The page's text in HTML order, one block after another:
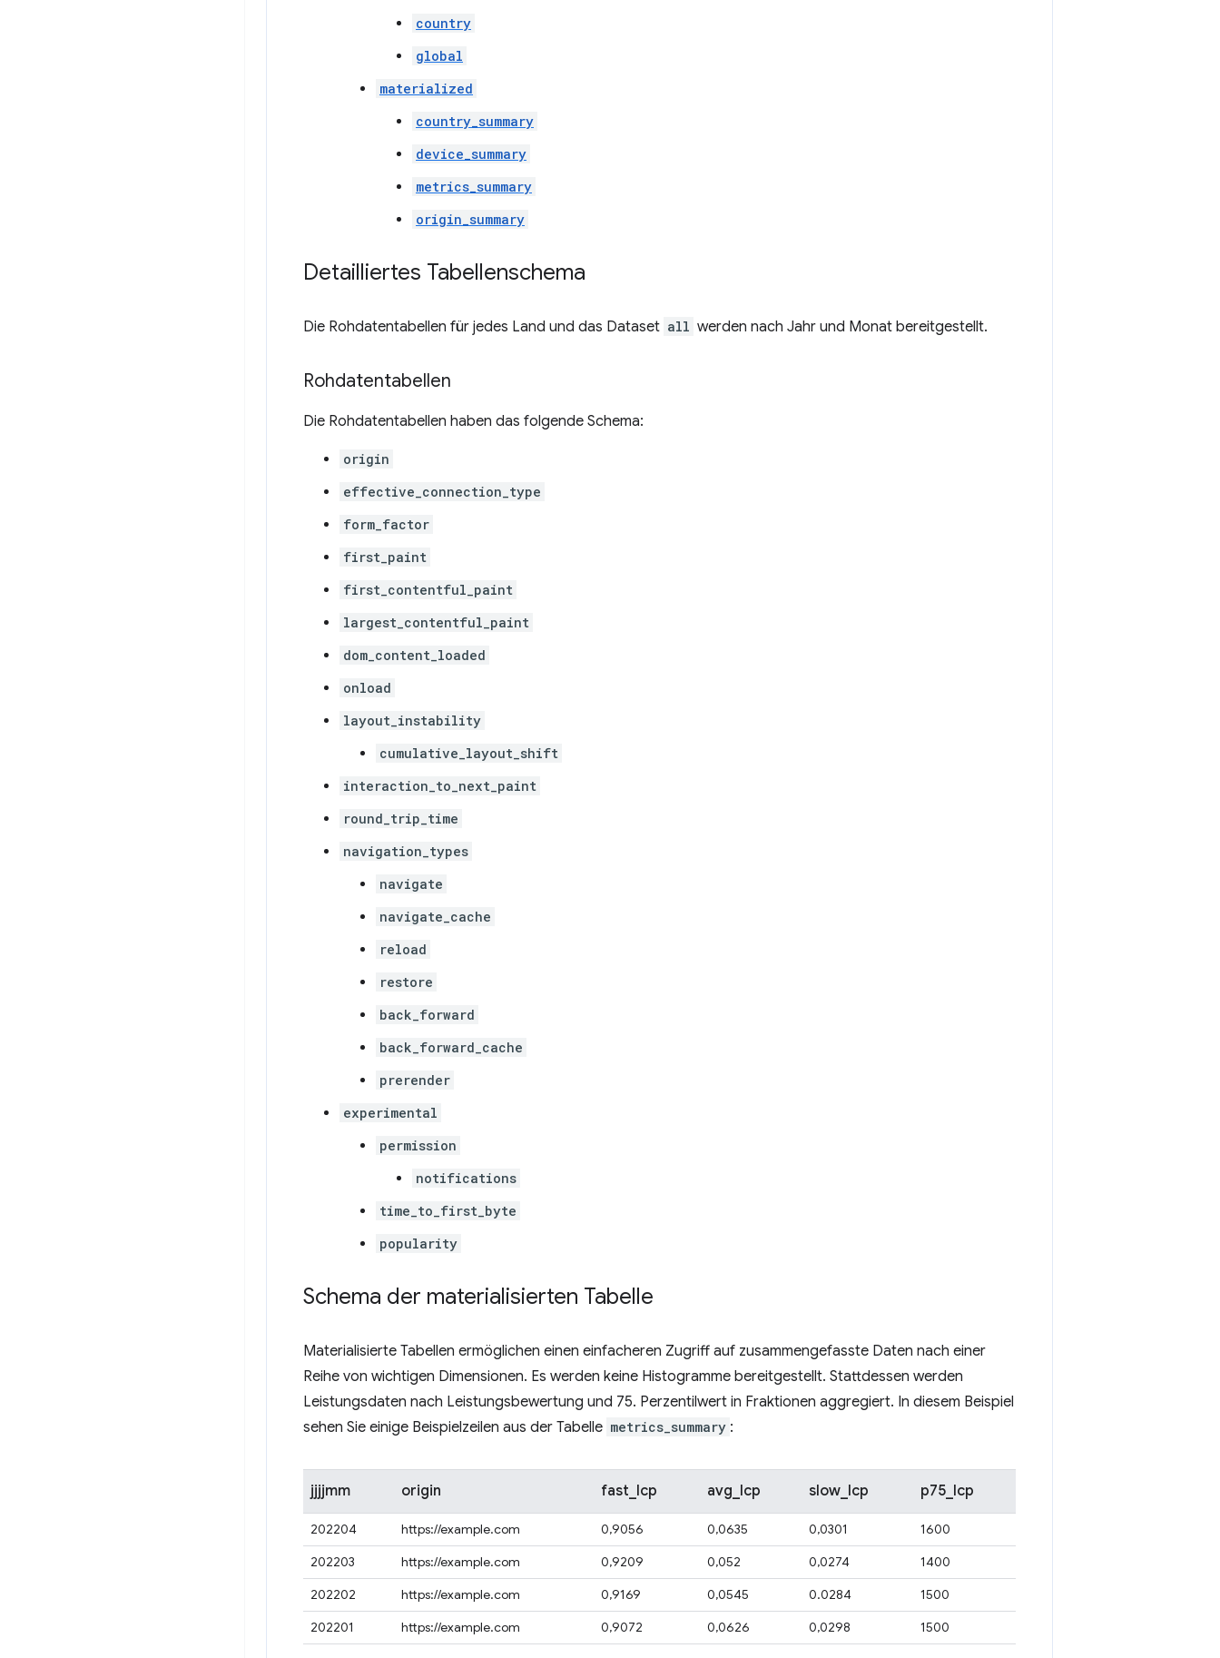
country
global
materialized
country_summary
device_summary
metrics_summary
origin_summary
Detailliertes Tabellenschema
Die Rohdatentabellen für jedes Land und das Dataset all werden nach Jahr und Monat bereitgestellt.
Rohdatentabellen
Die Rohdatentabellen haben das folgende Schema:
origin
effective_connection_type
form_factor
first_paint
first_contentful_paint
largest_contentful_paint
dom_content_loaded
onload
layout_instability
cumulative_layout_shift
interaction_to_next_paint
round_trip_time
navigation_types
navigate
navigate_cache
reload
restore
back_forward
back_forward_cache
prerender
experimental
permission
notifications
time_to_first_byte
popularity
Schema der materialisierten Tabelle
Materialisierte Tabellen ermöglichen einen einfacheren Zugriff auf zusammengefasste Daten nach einer
Reihe von wichtigen Dimensionen. Es werden keine Histogramme bereitgestellt. Stattdessen werden
Leistungsdaten nach Leistungsbewertung und 75. Perzentilwert in Fraktionen aggregiert. In diesem Beispiel
sehen Sie einige Beispielzeilen aus der Tabelle metrics_summary :
jjjjmm origin fast_lcp avg_lcp slow_lcp p75_lcp
202204 https://example.com 0,9056 0,0635 0,0301
1600
202203
https://example.com 0,9209 0,052 0,0274
1400
202202
https://example.com 0,9169 0,0545 0.0284
1500
202201
https://example.com 0,9072 0,0626 0,0298 1500